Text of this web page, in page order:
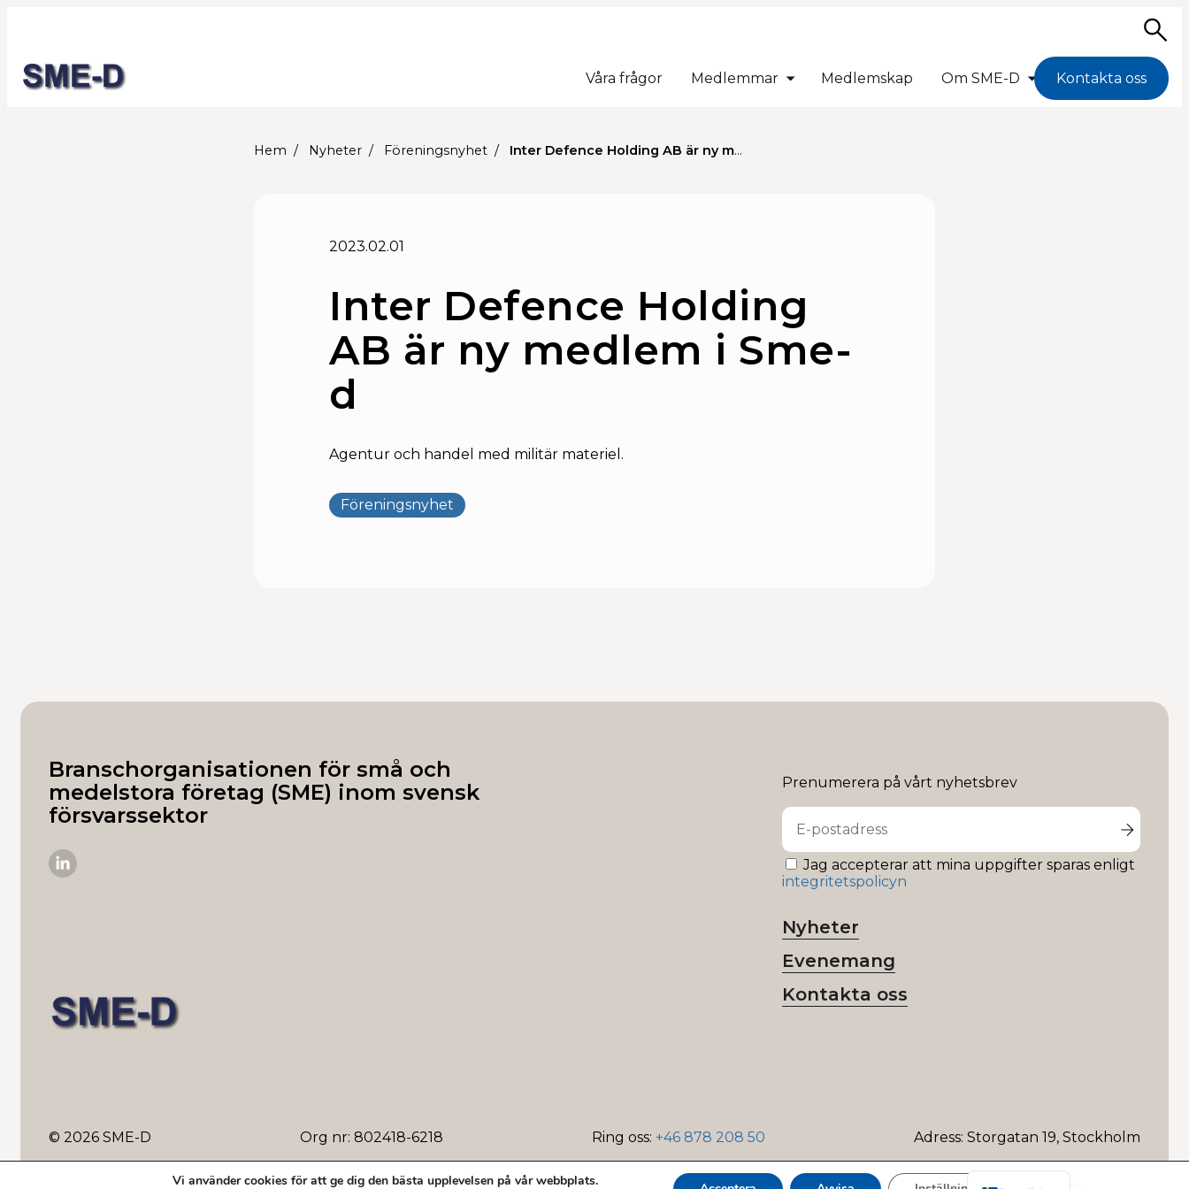
Våra frågor Medlemmar Medlemskap Om SME-D Kontakta oss
Hem Nyheter Föreningsnyhet Inter Defence Holding AB är ny medlem i Sme-d
2023.02.01
Inter Defence Holding
AB är ny medlem i Sme-
d
Agentur och handel med militär materiel.
Föreningsnyhet
Branschorganisationen för små och
medelstora företag (SME) inom svensk
försvarssektor
Prenumerera på vårt nyhetsbrev
Jag accepterar att mina uppgifter sparas enligt
integritetspolicyn
Nyheter
Evenemang
Kontakta oss
© 2026 SME-D Org nr: 802418-6218 Ring oss: +46 878 208 50 Adress: Storgatan 19, Stockholm
Vi använder cookies för att ge dig den bästa upplevelsen på vår webbplats.
English